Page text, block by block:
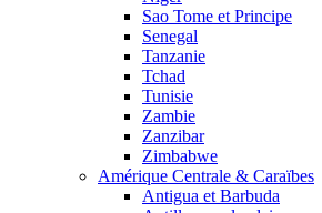
Sao Tome et Principe
Senegal
Tanzanie
Tchad
Tunisie
Zambie
Zanzibar
Zimbabwe
Amérique Centrale & Caraïbes
Antigua et Barbuda